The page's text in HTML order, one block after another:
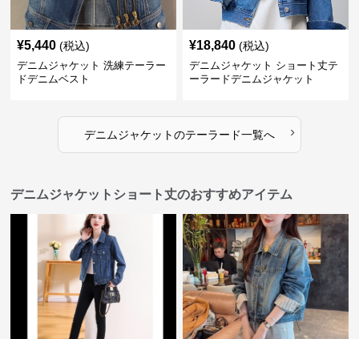
¥5,440 (税込)
デニムジャケット 洗練テーラー
ドデニムベスト
¥18,840 (税込)
デニムジャケット ショート丈テ
ーラードデニムジャケット
デニムジャケットのテーラード一覧へ ›
デニムジャケットショート丈のおすすめアイテム